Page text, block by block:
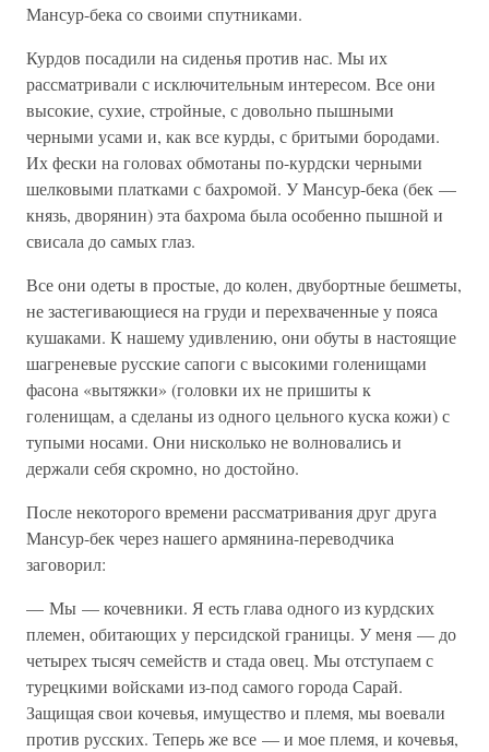
Мансур-бека со своими спутниками.
Курдов посадили на сиденья против нас. Мы их
рассматривали с исключительным интересом. Все они
высокие, сухие, стройные, с довольно пышными
черными усами и, как все курды, с бритыми бородами.
Их фески на головах обмотаны по-курдски черными
шелковыми платками с бахромой. У Мансур-бека (бек —
князь, дворянин) эта бахрома была особенно пышной и
свисала до самых глаз.
Все они одеты в простые, до колен, двубортные бешметы,
не застегивающиеся на груди и перехваченные у пояса
кушаками. К нашему удивлению, они обуты в настоящие
шагреневые русские сапоги с высокими голенищами
фасона «вытяжки» (головки их не пришиты к
голенищам, а сделаны из одного цельного куска кожи) с
тупыми носами. Они нисколько не волновались и
держали себя скромно, но достойно.
После некоторого времени рассматривания друг друга
Мансур-бек через нашего армянина-переводчика
заговорил:
— Мы — кочевники. Я есть глава одного из курдских
племен, обитающих у персидской границы. У меня — до
четырех тысяч семейств и стада овец. Мы отступаем с
турецкими войсками из-под самого города Сарай.
Защищая свои кочевья, имущество и племя, мы воевали
против русских. Теперь же все — и мое племя, и кочевья,